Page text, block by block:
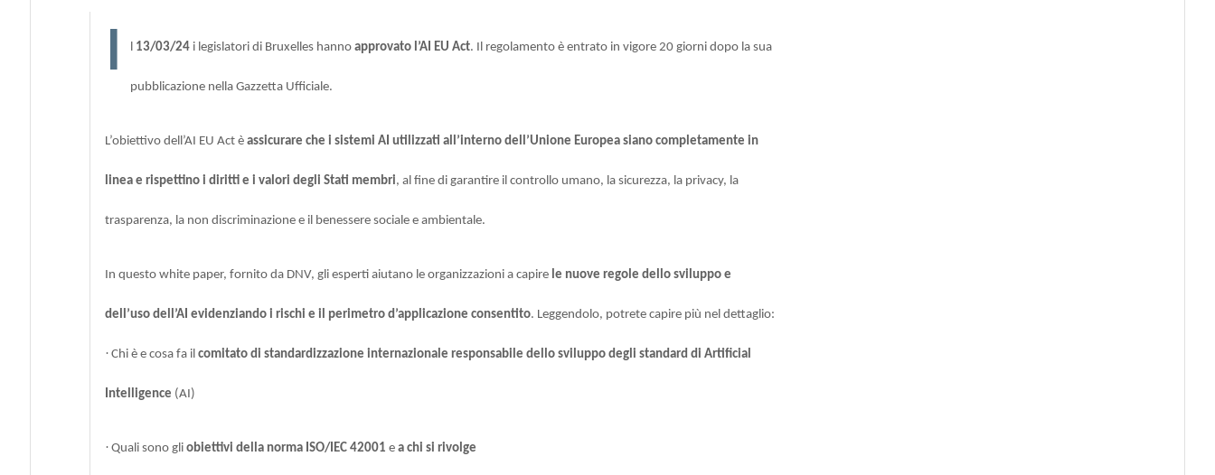
I 13/03/24i legislatori di Bruxelles hanno approvato l’AI EU Act. Il regolamento è entrato in vigore 20 giorni dopo la sua
pubblicazione nella Gazzetta Ufficiale.
L’obiettivo dell’AI EU Act è assicurare che i sistemi AI utilizzati all’interno dell’Unione Europea siano completamente in
linea e rispettino i diritti e i valori degli Stati membri, al fine di garantire il controllo umano, la sicurezza, la privacy, la
trasparenza, la non discriminazione e il benessere sociale e ambientale.
In questo white paper, fornito da DNV, gli esperti aiutano le organizzazioni a capire le nuove regole dello sviluppo e
dell’uso dell’AI evidenziando i rischi e il perimetro d’applicazione consentito. Leggendolo, potrete capire più nel dettaglio:
· Chi è e cosa fa il comitato di standardizzazione internazionale responsabile dello sviluppo degli standard di Artificial
Intelligence (AI)
· Quali sono gli obiettivi della norma ISO/IEC 42001 e a chi si rivolge